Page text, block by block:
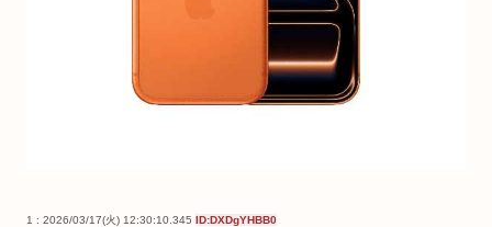
1 : 2026/03/17(火) 12:30:10.345 ID:DXDgYHBB0